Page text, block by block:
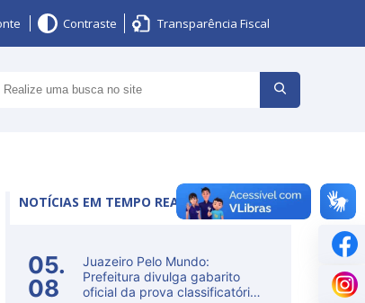
Contraste Transparência Fiscal
NOTÍCIAS EM TEMPO REAL
05.
08
Juazeiro Pelo Mundo:
Prefeitura divulga gabarito
oficial da prova classificatória